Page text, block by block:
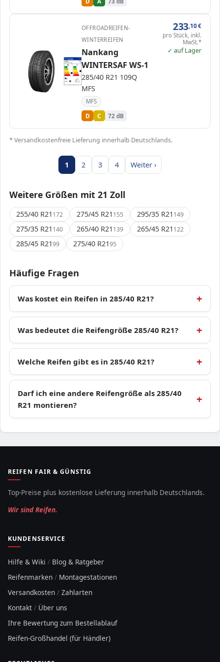
ENERG
Nankang
JD706
285/40 R21 109Q
C1
C C C
72 dB A
OFFROADREIFEN-
WINTERREIFEN
Nankang
WINTERSAF WS-1
285/40 R21 109Q
MFS
MFS
D C 72 dB
233 ,10€
pro Stück, inkl.
MwSt.*
✓ auf Lager
* Versandkostenfreie Lieferung innerhalb Deutschlands.
1 2 3 4 Weiter ›
Weitere Größen mit 21 Zoll
255/40 R21 172 275/45 R21 155 295/35 R21 149
275/35 R21 140 265/40 R21 139 265/45 R21 122
285/45 R2199 275/40 R2195
Häufige Fragen
Was kostet ein Reifen in 285/40 R21?
Was bedeutet die Reifengröße 285/40 R21?
Welche Reifen gibt es in 285/40 R21?
Darf ich eine andere Reifengröße als 285/40
R21 montieren?
REIFEN FAIR & GÜNSTIG
Top-Preise plus kostenlose Lieferung innerhalb Deutschlands.
Wir sind Reifen.
KUNDENSERVICE
Hilfe & Wiki / Blog & Ratgeber
Reifenmarken / Montagestationen
Versandkosten / Zahlarten
Kontakt / Über uns
Ihre Bewertung zum Bestellablauf
Reifen-Großhandel (für Händler)